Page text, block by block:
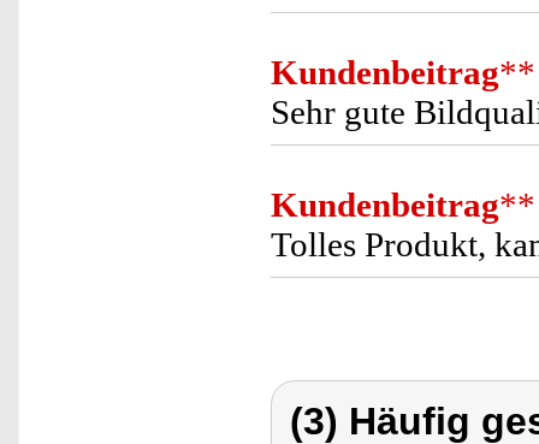
Kundenbeitrag**
Sehr gute
Kundenbeitrag**
Tolles Produkt,
(3) Häufig